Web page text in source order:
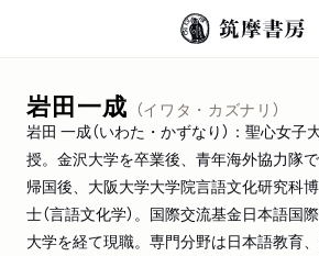
岩田一成 （イワタ・カズナリ）
岩田 一成（いわた・かずなり）：聖心女子
授。金沢大学を卒業後、青年海外協力隊で
帰国後、大阪大学大学院言語文化研究科
士（言語文化学）。国際交流基金日本語国
大学を経て現職。専門分野は日本語教育